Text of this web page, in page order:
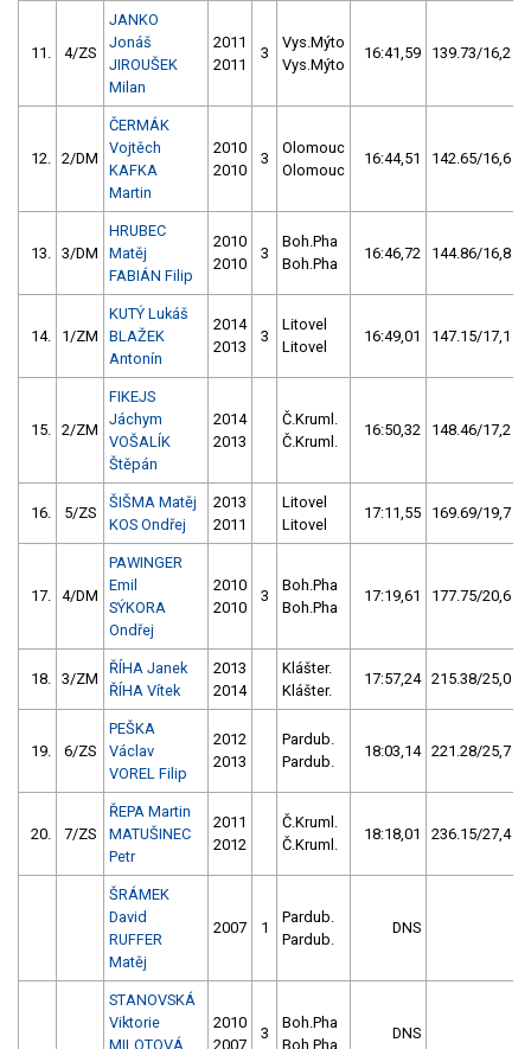
11. 4/ZS
JANKO
Jonáš
JIROUŠEK
Milan
2011
2011
3
Vys.Mýto
Vys.Mýto
16:41,59 139.73/16,2
12. 2/DM
ČERMÁK
Vojtěch
KAFKA
Martin
2010
2010
3
Olomouc
Olomouc
16:44,51 142.65/16,6
13. 3/DM
HRUBEC
Matěj
FABIÁN Filip
2010
2010
3
Boh.Pha
Boh.Pha
16:46,72 144.86/16,8
14. 1/ZM
KUTÝ Lukáš
BLAŽEK
Antonín
2014
2013
3
Litovel
Litovel
16:49,01 147.15/17,1
15. 2/ZM
FIKEJS
Jáchym
VOŠALÍK
Štěpán
2014
2013
Č.Kruml.
Č.Kruml.
16:50,32 148.46/17,2
16. 5/ZS
ŠIŠMA Matěj
KOS Ondřej
2013
2011
Litovel
Litovel
17:11,55 169.69/19,7
17. 4/DM
PAWINGER
Emil
SÝKORA
Ondřej
2010
2010
3
Boh.Pha
Boh.Pha
17:19,61 177.75/20,6
18. 3/ZM
ŘÍHA Janek
ŘÍHA Vítek
2013
2014
Klášter.
Klášter.
17:57,24 215.38/25,0
19. 6/ZS
PEŠKA
Václav
VOREL Filip
2012
2013
Pardub.
Pardub.
18:03,14 221.28/25,7
20. 7/ZS
ŘEPA Martin
MATUŠINEC
Petr
2011
2012
Č.Kruml.
Č.Kruml.
18:18,01 236.15/27,4
ŠRÁMEK
David
RUFFER
Matěj
2007 1
Pardub.
Pardub.
DNS
STANOVSKÁ
Viktorie
MILOTOVÁ
2010
2007
3
Boh.Pha
Boh.Pha
DNS